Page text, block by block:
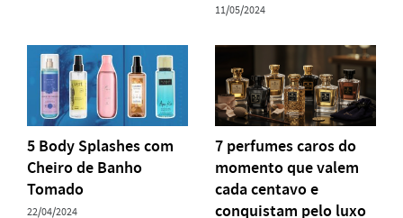
11/05/2024
5 Body Splashes com
Cheiro de Banho
Tomado
22/04/2024
7 perfumes caros do
momento que valem
cada centavo e
conquistam pelo luxo